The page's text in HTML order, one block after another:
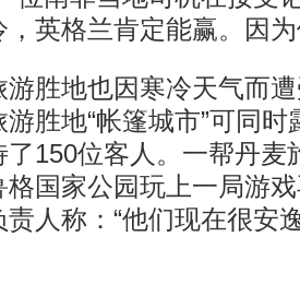
英格兰肯定能赢。因
地也因寒冷天气而遭
胜地“帐篷城市”可同
150位客人。一帮丹麦
格国家公园玩上一局游
人称：“他们现在很安